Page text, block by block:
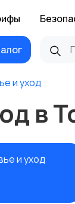
и уход
в
и уход